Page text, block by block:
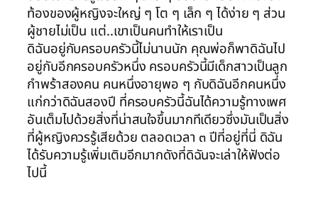
ท้องของผู้หญิงจะใหญ่ ๆ โต ๆ เล็ก ๆ ได้ง่าย ๆ ส่วน
ผู้ชายไม่เป็น แต่..เขาเป็นคนทำให้เราเป็น
ดิฉันอยู่กับครอบครัวนี้ไม่นานนัก คุณพ่อก็พาดิฉันไป
อยู่กับอีกครอบครัวหนึ่ง ครอบครัวนี้มีเด็กสาวเป็นลูก
กำพร้าสองคน คนหนึ่งอายุพอ ๆ กับดิฉันอีกคนหนึ่ง
แก่กว่าดิฉันสองปี ที่ครอบครัวนี้ฉันได้ความรู้ทางเพศ
อันเต็มไปด้วยสิ่งที่น่าสนใจขึ้นมากทีเดียวซึ่งมันเป็นสิ่ง
ที่ผู้หญิงควรรู้เสียด้วย ตลอดเวลา ๓ ปีที่อยู่ที่นี่ ดิฉัน
ได้รับความรู้เพิ่มเติมอีกมากดังที่ดิฉันจะเล่าให้ฟังต่อ
ไปนี้